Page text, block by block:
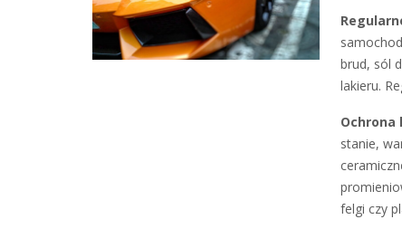
brud, sól
lakieru.
stanie,
felgi czy